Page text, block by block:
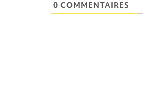
0 COMMENTAIRES